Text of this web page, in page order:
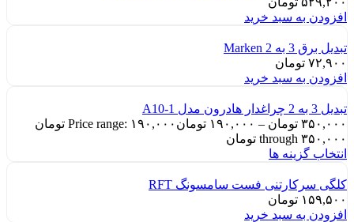
افزودن به سبد خرید
تبدیل برق 3 به 2 Marken
۷۲,۹۰۰ تومان
افزودن به سبد خرید
تبدیل 3 به 2 چراغدار هادرون مدل A10-1
۳۵۰,۰۰۰ تومان – ۱۹۰,۰۰۰ تومان
Price range: ۱۹۰,۰۰۰ تومان
through ۳۵۰,۰۰۰ تومان
انتخاب گزینه ها
کلگی سرکارتنی فست سامسونگ RFT
۱۵۹,۵۰۰ تومان
افزودن به سبد خرید